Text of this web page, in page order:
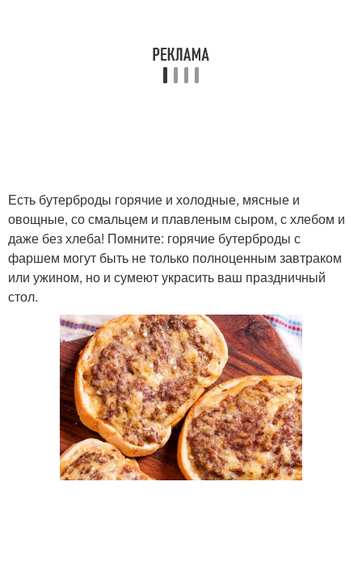
Есть бутерброды горячие и холодные, мясные и
овощные, со смальцем и плавленым сыром, с хлебом и
даже без хлеба! Помните: горячие бутерброды с
фаршем могут быть не только полноценным завтраком
или ужином, но и сумеют украсить ваш праздничный
стол.